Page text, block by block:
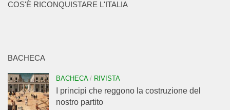
COS'È RICONQUISTARE L'ITALIA
BACHECA
BACHECA/ RIVISTA
I principi che reggono la costruzione del
nostro partito